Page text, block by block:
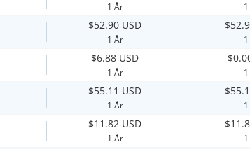
1 År
$52.90 USD
1 År
$6.88 USD
1 År
$55.11 USD
1 År
$11.82 USD
1 År